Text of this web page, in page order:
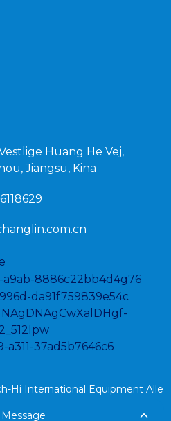
Huang He Vej,
Jiangsu, Kina
Hi International Equipment Alle